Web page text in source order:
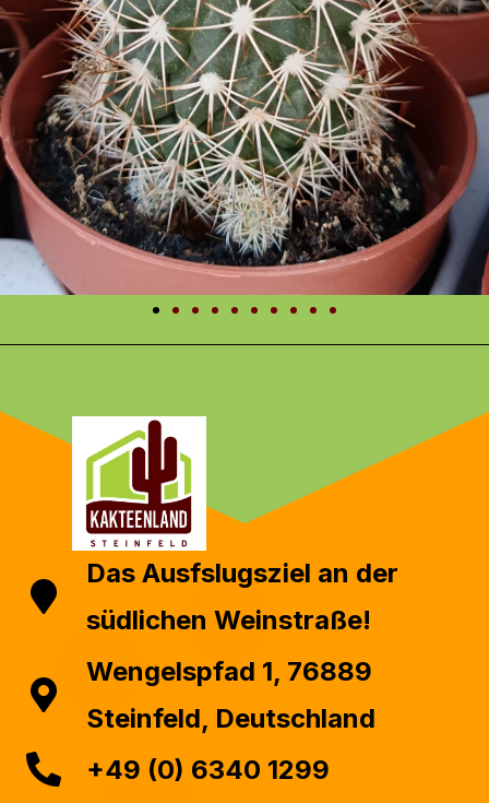
Das Ausfslugsziel an der
südlichen Weinstraße!​
Wengelspfad 1, 76889
Steinfeld, Deutschland
+49 (0) 6340 1299